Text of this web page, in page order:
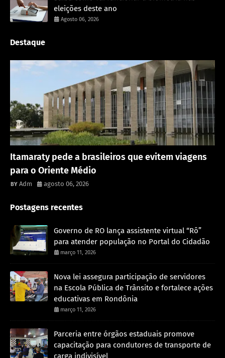
eleições deste ano
Agosto 06, 2026
Destaque
Itamaraty pede a brasileiros que evitem viagens
para o Oriente Médio
Adm agosto 06, 2026
Postagens recentes
Governo de RO lança assistente virtual “Rô”
para atender população no Portal do Cidadão
março 11, 2026
Nova lei assegura participação de servidores
na Escola Pública de Trânsito e fortalece ações
educativas em Rondônia
março 11, 2026
Parceria entre órgãos estaduais promove
capacitação para condutores de transporte de
carga indivisível